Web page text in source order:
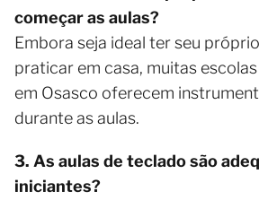
começar as aulas?
Embora seja ideal ter seu
praticar em casa, muitas
em Osasco oferecem
durante as aulas.
3. As aulas de teclado são
iniciantes?